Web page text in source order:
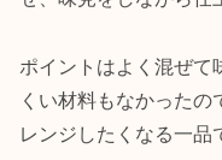
ポイントはよく混ぜて
くい材料もなかった
レンジしたくなる一品